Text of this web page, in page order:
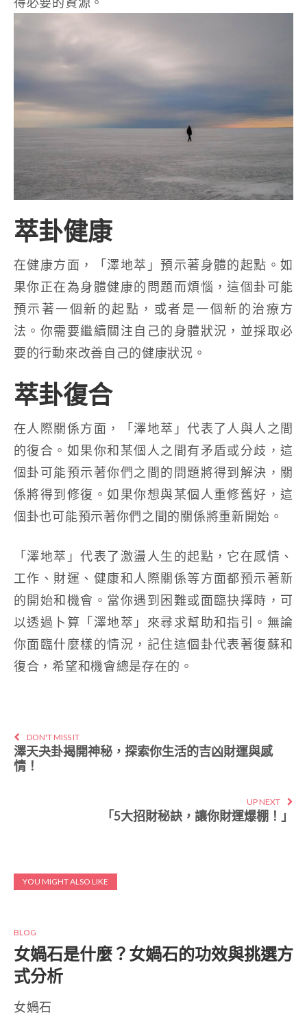
萃卦健康
在健康方面，「澤地萃」預示著身體的起點。如
果你正在為身體健康的問題而煩惱，這個卦可能
預示著一個新的起點，或者是一個新的治療方
法。你需要繼續關注自己的身體狀況，並採取必
要的行動來改善自己的健康狀況。
萃卦復合
在人際關係方面，「澤地萃」代表了人與人之間
的復合。如果你和某個人之間有矛盾或分歧，這
個卦可能預示著你們之間的問題將得到解決，關
係將得到修復。如果你想與某個人重修舊好，這
個卦也可能預示著你們之間的關係將重新開始。
「澤地萃」代表了激盪人生的起點，它在感情、
工作、財運、健康和人際關係等方面都預示著新
的開始和機會。當你遇到困難或面臨抉擇時，可
以透過卜算「澤地萃」來尋求幫助和指引。無論
你面臨什麼樣的情況，記住這個卦代表著復蘇和
復合，希望和機會總是存在的。
DON'T MISS IT
澤天夬卦揭開神秘，探索你生活的吉凶財運與感
情！
UP NEXT
「5大招財秘訣，讓你財運爆棚！」
YOU MIGHT ALSO LIKE
BLOG
女媧石是什麼？女媧石的功效與挑選方
式分析
女媧石